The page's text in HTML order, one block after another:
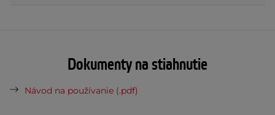
Dokumenty na stiahnutie
Návod na používanie (.pdf)